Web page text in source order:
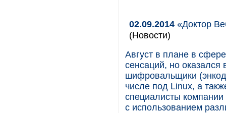
02.09.2014 «Доктор
(Новости)
Август в плане в
сенсаций, но
шифровальщики
числе под Linux, а
специалисты
с использованием